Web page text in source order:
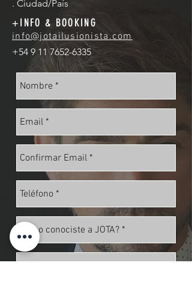
. Ciudad/País
+INFO & BOOKING
info@jotailusionista.com
+54 9 11 7652-6335